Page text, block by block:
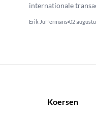
internationale
Erik Juffermans 02
Koersen